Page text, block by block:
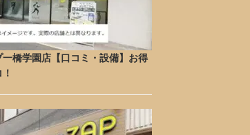
橋学園店【口コミ・設備】お得